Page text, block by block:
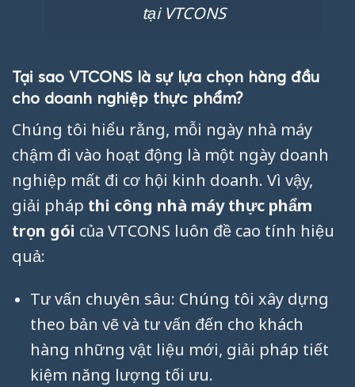
tại VTCONS
Tại sao VTCONS là sự lựa chọn hàng đầu
cho doanh nghiệp thực phẩm?
Chúng tôi hiểu rằng, mỗi ngày nhà máy
chậm đi vào hoạt động là một ngày doanh
nghiệp mất đi cơ hội kinh doanh. Vì vậy,
giải pháp thi công nhà máy thực phẩm
trọn gói của VTCONS luôn đề cao tính hiệu
quả:
Tư vấn chuyên sâu: Chúng tôi xây dựng
theo bản vẽ và tư vấn đến cho khách
hàng những vật liệu mới, giải pháp tiết
kiệm năng lượng tối ưu.